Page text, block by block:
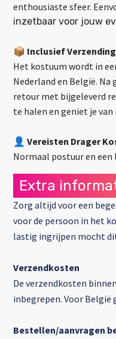
enthousiaste sfeer.
inzetbaar voor jouw
📦 Inclusief Verzending
Het kostuum wordt in
Nederland en België.
retour met bijgeleverd
te halen en geniet je van
👤 Vereisten Drager
Normaal postuur en een
Extra
Zorg altijd voor een
voor de persoon in het
lastig ingrijpen mocht
Verzendkosten
De verzendkosten
inbegrepen. Voor België
Bestellen/aanvragen